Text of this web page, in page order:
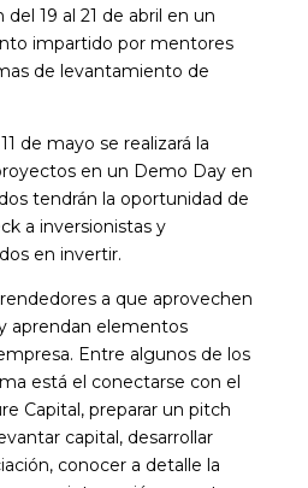
19 al 21 de abril en un
impartido por mentores
de levantamiento de
de mayo se realizará la
en un Demo Day en
tendrán la oportunidad de
a inversionistas y
en invertir.
a que aprovechen
aprendan elementos
Entre algunos de los
está el conectarse con el
Capital, preparar un pitch
capital, desarrollar
conocer a detalle la